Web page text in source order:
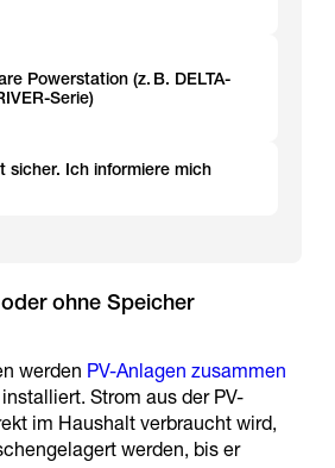
Powerstation (z. B. DELTA-
Serie)
sicher. Ich informiere mich
ohne Speicher
werden PV-Anlagen zusammen
Strom aus der PV-
im Haushalt verbraucht wird,
werden, bis er